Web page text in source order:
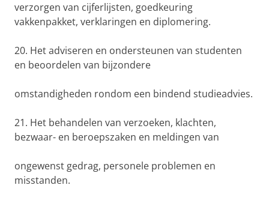
verzorgen van cijferlijsten, goedkeuring
vakkenpakket, verklaringen en diplomering.
20. Het adviseren en ondersteunen van studenten
en beoordelen van bijzondere
omstandigheden rondom een bindend studieadvies.
21. Het behandelen van verzoeken, klachten,
bezwaar- en beroepszaken en meldingen van
ongewenst gedrag, personele problemen en
misstanden.